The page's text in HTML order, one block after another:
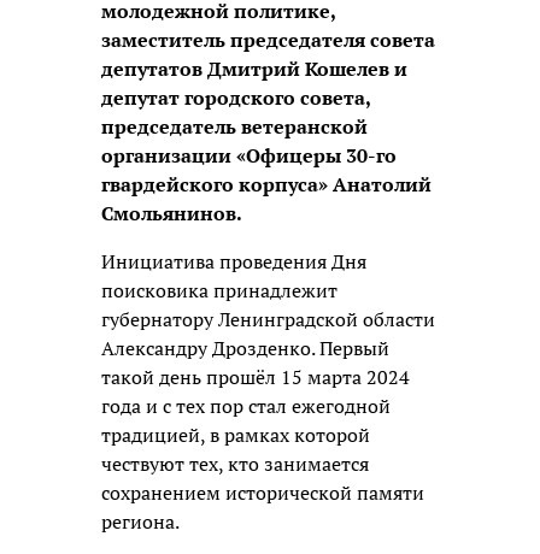
молодежной политике,
заместитель председателя совета
депутатов Дмитрий Кошелев и
депутат городского совета,
председатель ветеранской
организации «Офицеры 30-го
гвардейского корпуса» Анатолий
Смольянинов.
Инициатива проведения Дня
поисковика принадлежит
губернатору Ленинградской области
Александру Дрозденко. Первый
такой день прошёл 15 марта 2024
года и с тех пор стал ежегодной
традицией, в рамках которой
чествуют тех, кто занимается
сохранением исторической памяти
региона.